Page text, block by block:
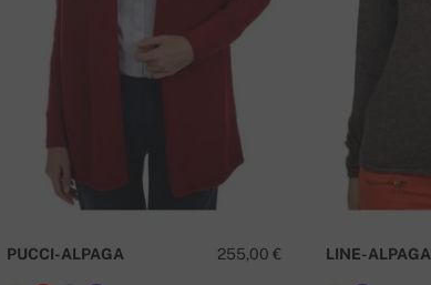
255,00 €
PUCCI-ALPAGA LINE-ALPAGA